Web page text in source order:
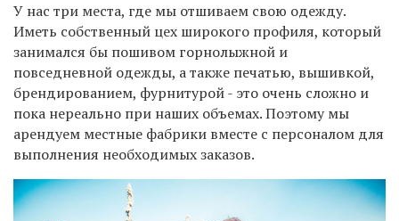
У нас три места, где мы отшиваем свою одежду.
Иметь собственный цех широкого профиля, который
занимался бы пошивом горнолыжной и
повседневной одежды, а также печатью, вышивкой,
брендированием, фурнитурой - это очень сложно и
пока нереально при наших объемах. Поэтому мы
арендуем местные фабрики вместе с персоналом для
выполнения необходимых заказов.